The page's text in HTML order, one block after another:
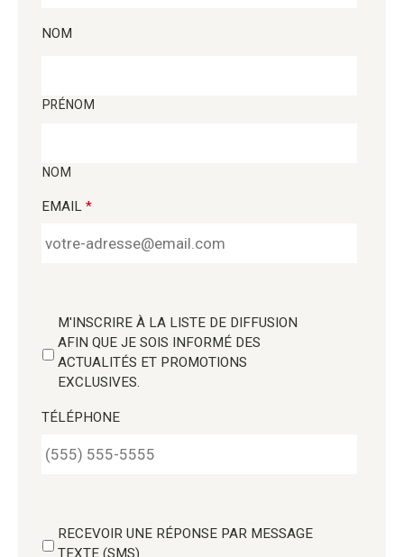
NOM
PRÉNOM
NOM
EMAIL *
M'INSCRIRE À LA LISTE DE DIFFUSION
AFIN QUE JE SOIS INFORMÉ DES
ACTUALITÉS ET PROMOTIONS
EXCLUSIVES.
TÉLÉPHONE
RECEVOIR UNE RÉPONSE PAR MESSAGE
TEXTE (SMS)